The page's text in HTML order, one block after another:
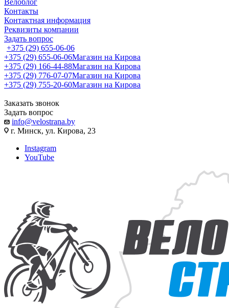
Велоблог
Контакты
Контактная информация
Реквизиты компании
Задать вопрос
+375 (29) 655-06-06
+375 (29) 655-06-06Магазин на Кирова
+375 (29) 166-44-88Магазин на Кирова
+375 (29) 776-07-07Магазин на Кирова
+375 (29) 755-20-60Магазин на Кирова
Заказать звонок
Задать вопрос
info@velostrana.by
г. Минск, ул. Кирова, 23
Instagram
YouTube